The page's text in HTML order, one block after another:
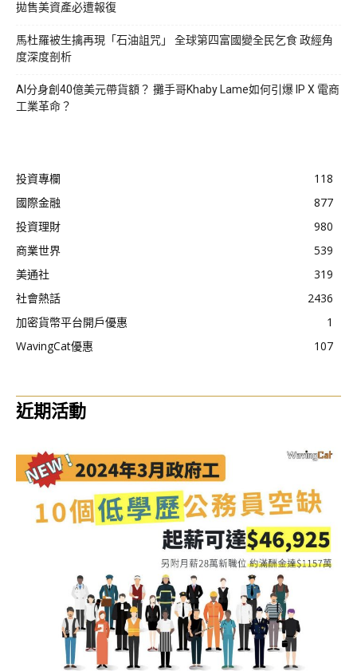
拋售美資產必遭報復
馬杜羅被生擒再現「石油詛咒」 全球第四富國變全民乞食 政經角
度深度剖析
AI分身創40億美元帶貨額？ 攤手哥Khaby Lame如何引爆 IP X 電商
工業革命？
投資專欄
118
國際金融
877
投資理財
980
商業世界
539
美通社
319
社會熱話
2436
加密貨幣平台開戶優惠
1
WavingCat優惠
107
近期活動